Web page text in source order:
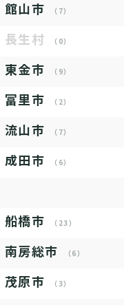
館山市 （7）
長生村 （0）
東金市 （9）
富里市 （2）
流山市 （7）
成田市 （6）
船橋市 （23）
南房総市 （6）
茂原市 （3）